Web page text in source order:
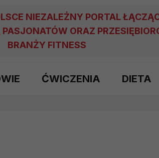
NIEZALEŻNY PORTAL
ORAZ
BRANŻY FITNESS
ĆWICZENIA DIETA